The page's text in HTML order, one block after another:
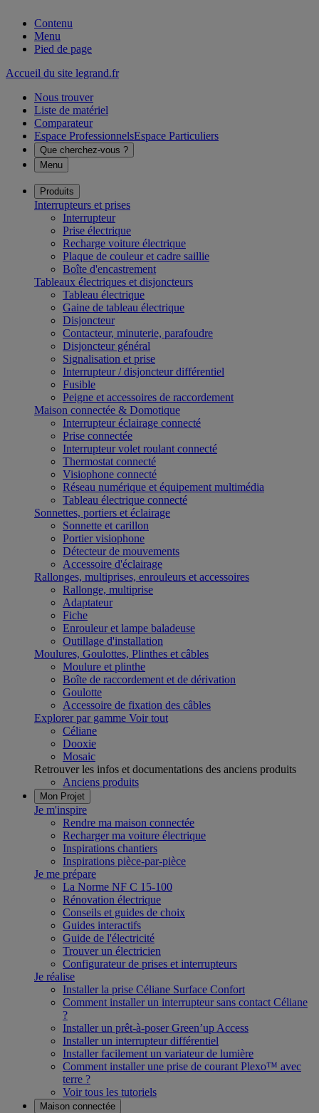
Contenu
Menu
Pied de page
Accueil du site legrand.fr
Nous trouver
Liste de matériel
Comparateur
Espace ProfessionnelsEspace Particuliers
Que cherchez-vous ?
Menu
Produits
Interrupteurs et prises
Interrupteur
Prise électrique
Recharge voiture électrique
Plaque de couleur et cadre saillie
Boîte d'encastrement
Tableaux électriques et disjoncteurs
Tableau électrique
Gaine de tableau électrique
Disjoncteur
Contacteur, minuterie, parafoudre
Disjoncteur général
Signalisation et prise
Interrupteur / disjoncteur différentiel
Fusible
Peigne et accessoires de raccordement
Maison connectée & Domotique
Interrupteur éclairage connecté
Prise connectée
Interrupteur volet roulant connecté
Thermostat connecté
Visiophone connecté
Réseau numérique et équipement multimédia
Tableau électrique connecté
Sonnettes, portiers et éclairage
Sonnette et carillon
Portier visiophone
Détecteur de mouvements
Accessoire d'éclairage
Rallonges, multiprises, enrouleurs et accessoires
Rallonge, multiprise
Adaptateur
Fiche
Enrouleur et lampe baladeuse
Outillage d'installation
Moulures, Goulottes, Plinthes et câbles
Moulure et plinthe
Boîte de raccordement et de dérivation
Goulotte
Accessoire de fixation des câbles
Explorer par gamme Voir tout
Céliane
Dooxie
Mosaic
Retrouver les infos et documentations des anciens produits
Anciens produits
Mon Projet
Je m'inspire
Rendre ma maison connectée
Recharger ma voiture électrique
Inspirations chantiers
Inspirations pièce-par-pièce
Je me prépare
La Norme NF C 15-100
Rénovation électrique
Conseils et guides de choix
Guides interactifs
Guide de l'électricité
Trouver un électricien
Configurateur de prises et interrupteurs
Je réalise
Installer la prise Céliane Surface Confort
Comment installer un interrupteur sans contact Céliane
?
Installer un prêt-à-poser Green’up Access
Installer un interrupteur différentiel
Installer facilement un variateur de lumière
Comment installer une prise de courant Plexo™ avec
terre ?
Voir tous les tutoriels
Maison connectée